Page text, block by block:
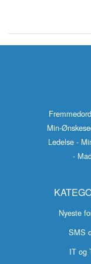
Min-
Ledelse -
-
Nyeste
SMS
IT og